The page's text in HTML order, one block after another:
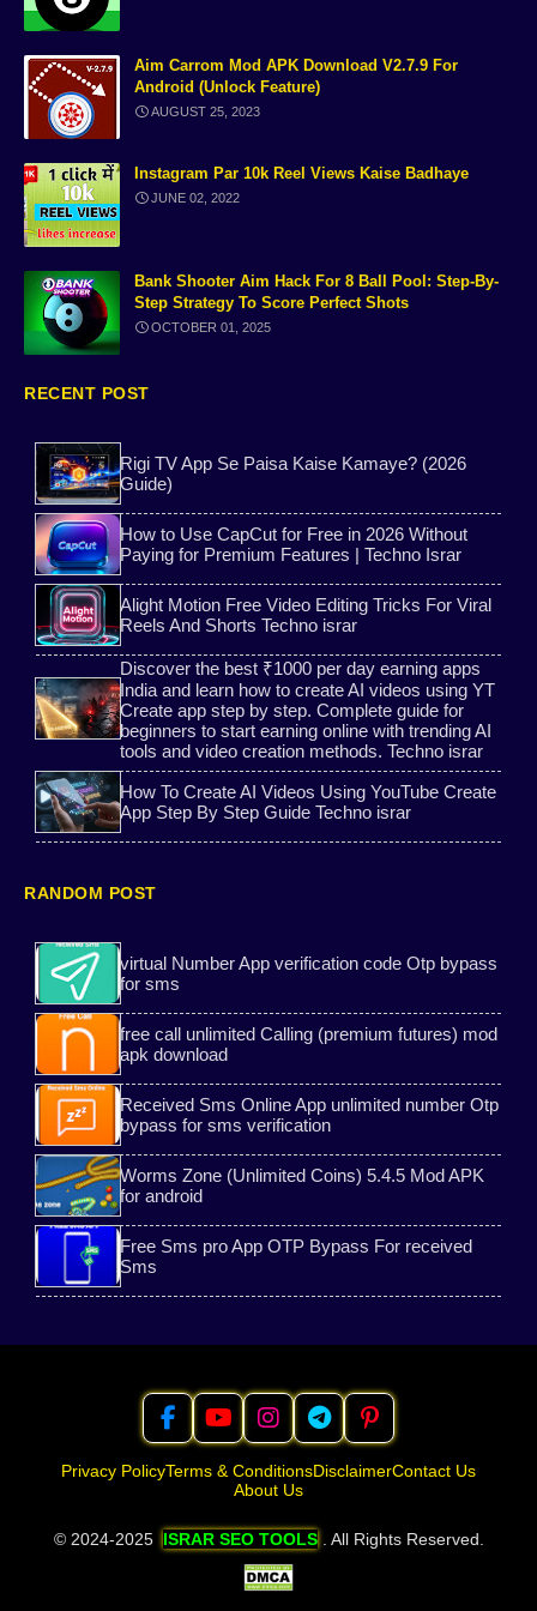
8 ball pool aim tools
iPhone17
Ration Card Download Guide
News
Free Temporary Indian
WhatsApp with Temporary Number
Bank Shooter Free Number Verification 2025
Bitaim Free Guide ai speech free
How to use Bitaim Text to Speech Websites
Video editing App Special Intensive Revision
All vpn mod Super Fast VPN Download
Best Free Call Websites Temporary phone number
Download App Cloner
Bitaim
free use passport online apply
Gmail tips website
What is ChatGPT Full Guide Free Tone App
Aim Carrom Mod APK Download V2.7.9 For
Android (unlock Feature)
AUGUST 25, 2023
Instagram Par 10k Reel Views Kaise Badhaye
JUNE 02, 2022
Bank Shooter Aim Hack For 8 Ball Pool: Step-By-
Step Strategy To Score Perfect Shots
OCTOBER 01, 2025
RECENT POST
Rigi TV App Se Paisa Kaise Kamaye? (2026
Guide)
How to Use CapCut for Free in 2026 Without
Paying for Premium Features | Techno Israr
Alight Motion Free Video Editing Tricks For Viral
Reels And Shorts Techno israr
Discover the best ₹1000 per day earning apps
India and learn how to create AI videos using YT
Create app step by step. Complete guide for
beginners to start earning online with trending AI
tools and video creation methods. Techno israr
How To Create AI Videos Using YouTube Create
App Step By Step Guide Techno israr
RANDOM POST
virtual Number App verification code Otp bypass
for sms
free call unlimited Calling (premium futures) mod
apk download
Received Sms Online App unlimited number Otp
bypass for sms verification
Worms Zone (Unlimited Coins) 5.4.5 Mod APK
for android
Free Sms pro App OTP Bypass For received
Sms
Privacy PolicyTerms & ConditionsDisclaimerContact Us
About Us
© 2024-2025 ISRAR SEO TOOLS . All Rights Reserved.